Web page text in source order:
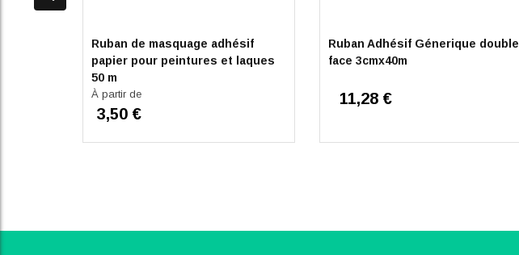
Ruban de masquage adhésif
papier pour peintures et laques
50 m
À partir de
3,50 €
Ruban Adhésif Génerique double
face 3cmx40m
11,28 €